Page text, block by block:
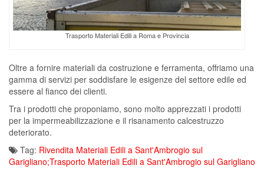
Trasporto Materiali Edili a Roma e Provincia
Oltre a fornire materiali da costruzione e ferramenta, offriamo una
gamma di servizi per soddisfare le esigenze del settore edile ed
essere al fianco dei clienti.
Tra i prodotti che proponiamo, sono molto apprezzati i prodotti
per la impermeabilizzazione e il risanamento calcestruzzo
deteriorato.
Tag: Rivendita Materiali Edili a Sant'Ambrogio sul
Garigliano;Trasporto Materiali Edili a Sant'Ambrogio sul Garigliano